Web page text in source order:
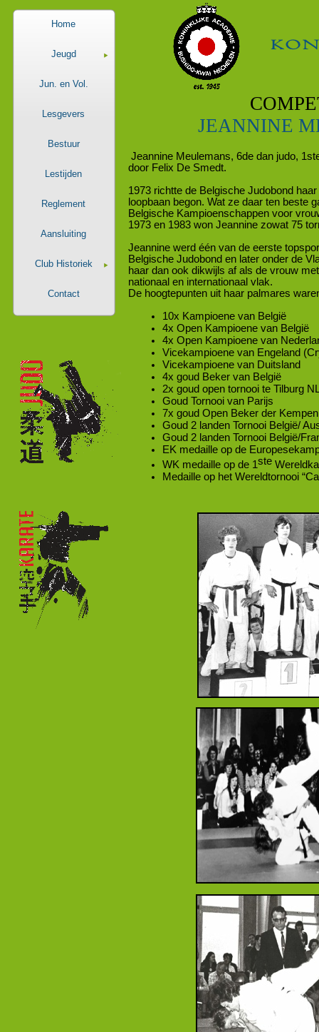
Home
Jeugd
Jun. en Vol.
Lesgevers
Bestuur
Lestijden
Reglement
Aansluiting
Club Historiek
Contact
JEANNINE
Jeannine Meulemans, 6de dan judo,
door Felix De Smedt.
1973 richtte de Belgische Judobond
loopbaan begon. Wat ze daar ten beste
Belgische Kampioenschappen voor
1973 en 1983 won Jeannine zowat 75
Jeannine werd één van de eerste
Belgische Judobond en later onder de
haar dan ook dikwijls af als de vrouw
nationaal en internationaal vlak.
De hoogtepunten uit haar palmares
10x Kampioene van België
4x Open Kampioene van België
4x Open Kampioene van
Vicekampioene van Engeland
Vicekampioene van Duitsland
4x goud Beker van België
2x goud open tornooi te Tilburg
Goud Tornooi van Parijs
7x goud Open Beker der Kempen
Goud 2 landen Tornooi België/
Goud 2 landen Tornooi België/
EK medaille op de
WK medaille op de 1ste
Medaille op het Wereldtornooi